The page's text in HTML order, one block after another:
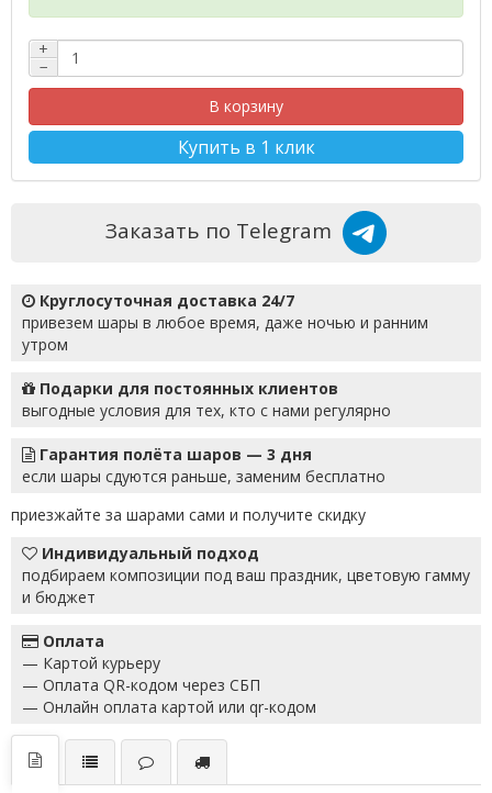
+
−
В корзину
Купить в 1 клик
Заказать по Telegram
Круглосуточная доставка 24/7
привезем шары в любое время, даже ночью и ранним
утром
Подарки для постоянных клиентов
выгодные условия для тех, кто с нами регулярно
Гарантия полёта шаров — 3 дня
если шары сдуются раньше, заменим бесплатно
приезжайте за шарами сами и получите скидку
Индивидуальный подход
подбираем композиции под ваш праздник, цветовую гамму
и бюджет
Оплата
— Картой курьеру
— Оплата QR-кодом через СБП
— Онлайн оплата картой или qr-кодом